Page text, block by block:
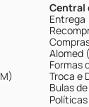
Central
Entrega
Alomed
Formas
Troca e
Bulas